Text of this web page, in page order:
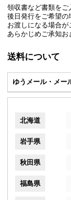
領収書など書類をご
後日発行をご希望
お渡しになる場合が
あらかじめご承知お
送料について
ゆうメール・メー
北海道
岩手県
秋田県
福島県